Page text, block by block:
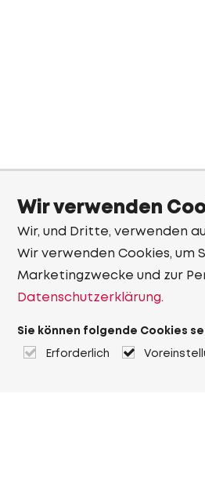
Wir verwenden
Wir, und Dritte, verwenden
Wir verwenden Cookies, um
Marketingzwecke und zur
Datenschutzerklärung.
Sie können folgende Cookies
Erforderlich